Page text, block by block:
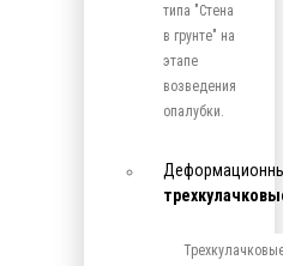
типа "Стена
в грунте" на
этапе
возведения
опалубки.